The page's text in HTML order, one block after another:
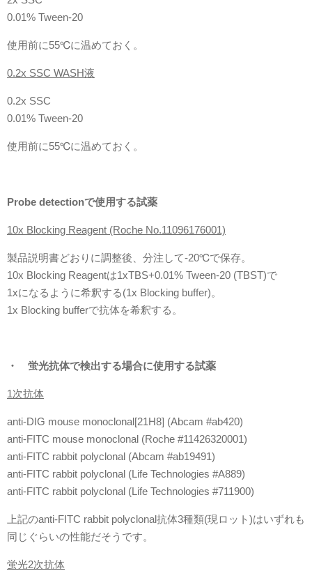
0.01% Tween-20
使用前に55℃に温めておく。
0.2x SSC WASH液
0.2x SSC
0.01% Tween-20
使用前に55℃に温めておく。
Probe detectionで使用する試薬
10x Blocking Reagent (Roche No.11096176001)
製品説明書どおりに調整後、分注して-20℃で保存。
10x Blocking Reagentは1xTBS+0.01% Tween-20 (TBST)で
1xになるように希釈する(1x Blocking buffer)。
1x Blocking bufferで抗体を希釈する。
・ 蛍光抗体で検出する場合に使用する試薬
1次抗体
anti-DIG mouse monoclonal[21H8] (Abcam #ab420)
anti-FITC mouse monoclonal (Roche #11426320001)
anti-FITC rabbit polyclonal (Abcam #ab19491)
anti-FITC rabbit polyclonal (Life Technologies #A889)
anti-FITC rabbit polyclonal (Life Technologies #711900)
上記のanti-FITC rabbit polyclonal抗体3種類(現ロット)はいずれも
同じぐらいの性能だそうです。
蛍光2次抗体